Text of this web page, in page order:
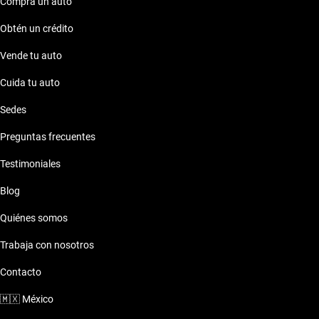
Obtén un crédito
Vende tu auto
Cuida tu auto
Sedes
Preguntas frecuentes
Testimoniales
Blog
Quiénes somos
Trabaja con nosotros
Contacto
🇲🇽 México